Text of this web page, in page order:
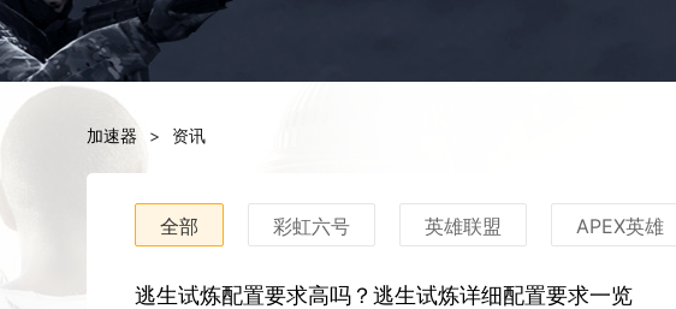
加速器 > 资讯
全部 彩虹六号 英雄联盟 APEX英雄
逃生试炼配置要求高吗？逃生试炼详细配置要求一览